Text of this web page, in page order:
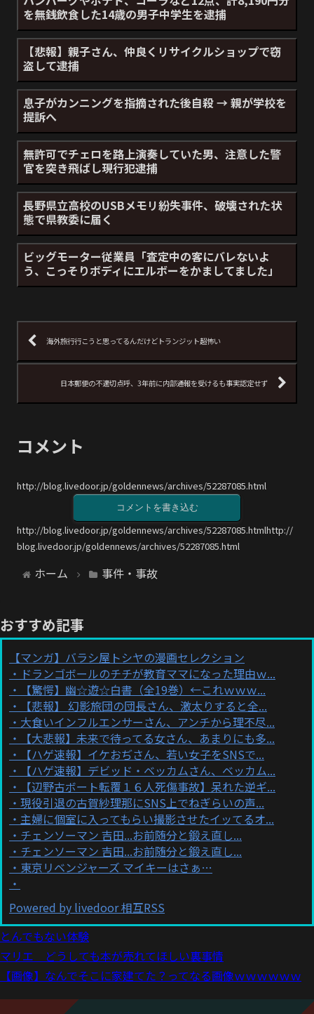
を無銭飲食した14歳の男子中学生を逮捕
【悲報】親子さん、仲良くリサイクルショップで窃
盗して逮捕
息子がカンニングを指摘された後自殺 → 親が学校を
提訴へ
無許可でチェロを路上演奏していた男、注意した警
官を突き飛ばし現行犯逮捕
長野県立高校のUSBメモリ紛失事件、破壊された状
態で県教委に届く
ビッグモーター従業員「査定中の客にバレないよ
う、こっそりボディにエルボーをかましてました」
海外旅行行こうと思ってるんだけどトランジット超怖い
日本郵便の不適切点呼、3年前に内部通報を受けるも事実認定せず
コメント
http://blog.livedoor.jp/goldennews/archives/52287085.html
コメントを書き込む
http://blog.livedoor.jp/goldennews/archives/52287085.htmlhttp://
blog.livedoor.jp/goldennews/archives/52287085.html
ホーム 事件・事故
おすすめ記事
【マンガ】バラシ屋トシヤの漫画セレクション
ドランゴボールのチチが教育ママになった理由ｗ...
【驚愕】幽☆遊☆白書（全19巻）←これｗｗｗ...
【悲報】 幻影旅団の団長さん、激太りすると全...
大食いインフルエンサーさん、アンチから理不尽...
【大悲報】未来で待ってる女さん、あまりにも多...
【ハゲ速報】イケおぢさん、若い女子をSNSで...
【ハゲ速報】デビッド・ベッカムさん、ベッカム...
【辺野古ボート転覆１６人死傷事故】呆れた逆ギ...
現役引退の古賀紗理那にSNS上でねぎらいの声...
主婦に個室に入ってもらい撮影させたイッてるオ...
チェンソーマン 吉田...お前随分と鍛え直し...
チェンソーマン 吉田...お前随分と鍛え直し...
東京リベンジャーズ マイキーはさぁ…
Powered by livedoor 相互RSS
とんでもない体験
マリエ どうしても本が売れてほしい裏事情
【画像】なんでそこに家建てた？ってなる画像ｗｗｗｗｗｗ